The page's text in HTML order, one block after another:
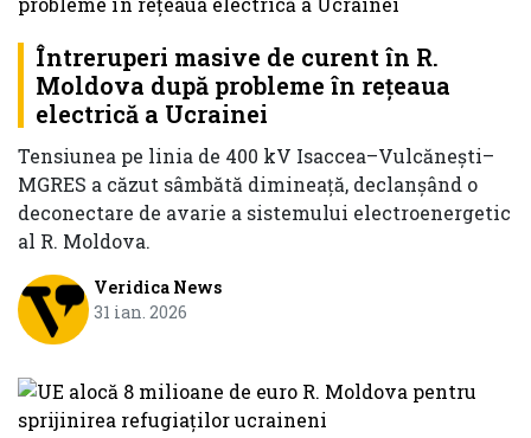
Întreruperi masive de curent în R.
Moldova după probleme în rețeaua
electrică a Ucrainei
Tensiunea pe linia de 400 kV Isaccea–Vulcănești–
MGRES a căzut sâmbătă dimineață, declanșând o
deconectare de avarie a sistemului electroenergetic
al R. Moldova.
Veridica News
31 ian. 2026